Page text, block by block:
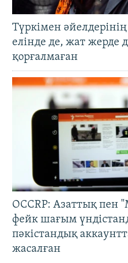
Түркімен
елінде де, жат жерде
қорғалмаған
OCCRP: Азаттық пен
фейк шағым
пәкістандық
жасалған